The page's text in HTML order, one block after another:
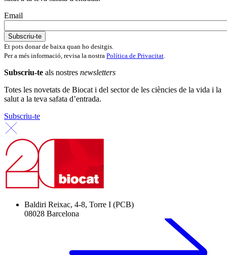
Email
Et pots donar de baixa quan ho desitgis.
Per a més informació, revisa la nostra Política de Privacitat
Subscriu-te als nostres newsletters
Totes les novetats de Biocat i del sector de les ciències de la vida i la
salut a la teva safata d’entrada.
Subscriu-te
Baldiri Reixac, 4-8, Torre I (PCB)
08028 Barcelona